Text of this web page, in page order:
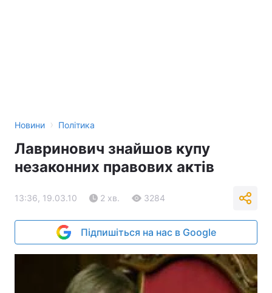
Новини › Політика
Лавринович знайшов купу
незаконних правових актів
13:36, 19.03.10 2 хв. 3284
Підпишіться на нас в Google